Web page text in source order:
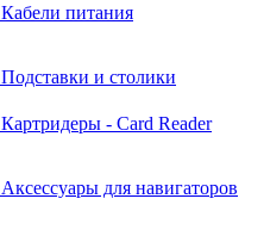
Кабели питания
Подставки и столики
Картридеры - Card Reader
Аксессуары для навигаторов